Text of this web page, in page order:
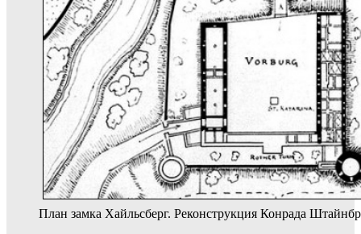
План замка Хайльсберг. Реконструкция Конрада